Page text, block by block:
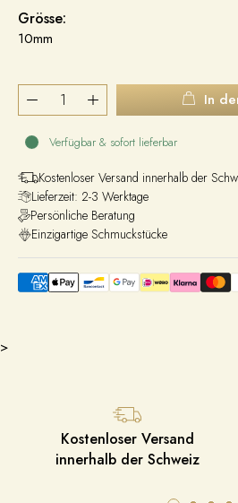
Grösse:
10mm
In
Verfügbar & sofort lieferbar
Kostenloser Versand innerhalb der
Lieferzeit: 2-3 Werktage
Persönliche Beratung
Einzigartige Schmuckstücke
>
Kostenloser Versand
innerhalb der Schweiz